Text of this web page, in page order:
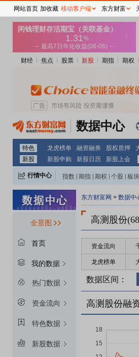
财经 焦点 股票 新股 期指 期权
数据中心
特色 龙虎榜单 融资融券 股权质押
新股
新股申购 新股日历 新股上会
行情中心 指数 期指 期权 个股 板块
全景图
首页
我的数据
热门数据
资金流向
特色数据
新股数据
东方财富网 > 数据中
高测股份
资金流向
龙虎榜单
数据区间：
高测股份融
网站首页 加收藏 移动客户端 东方财富